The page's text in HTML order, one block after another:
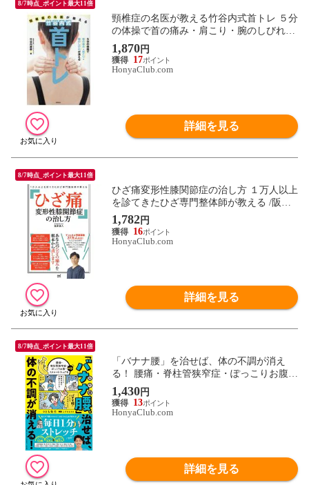
8/7時点_ポイント最大11倍
頸椎症の名医が教える竹谷内式首トレ ５分
の体操で首の痛み・肩こり・腕のしびれが
消える /竹谷内康修
1,870円
17
HonyaClub.com
詳細を見る
8/7時点_ポイント最大11倍
ひざ痛変形性膝関節症の治し方 １万人以上
を診てきたひざ専門整体師が教える /阪本
直人
1,782円
16
HonyaClub.com
詳細を見る
8/7時点_ポイント最大11倍
「バナナ腰」を治せば、体の不調が消え
る！ 腰痛・脊柱管狭窄症・ぽっこりお腹・
ストレートネックを改善！ /とも先生
1,430円
13
HonyaClub.com
詳細を見る